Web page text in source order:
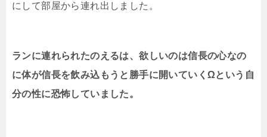
にして部屋から連れ出しました。
ランに連れられたのえるは、欲しいのは信長の心なの
に体が信長を飲み込もうと勝手に開いていくΩという自
分の性に恐怖していました。